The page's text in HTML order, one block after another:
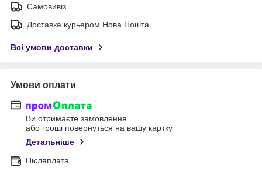
Самовивіз
Доставка курьером Нова Пошта
Всі умови доставки
Умови оплати
Ви отримаєте замовлення
або гроші повернуться на вашу картку
Детальніше
Післяплата